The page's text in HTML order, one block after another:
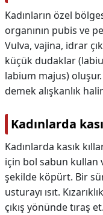
Kadınların özel
organının pubis ve
Vulva, vajina, idrar
küçük dudaklar
labium majus)
demek alışkanlık
Kadınlarda
Kadınlarda kasık
için bol sabun kullan
şekilde köpürt. Bir
usturayı ısıt.
çıkış yönünde tıraş